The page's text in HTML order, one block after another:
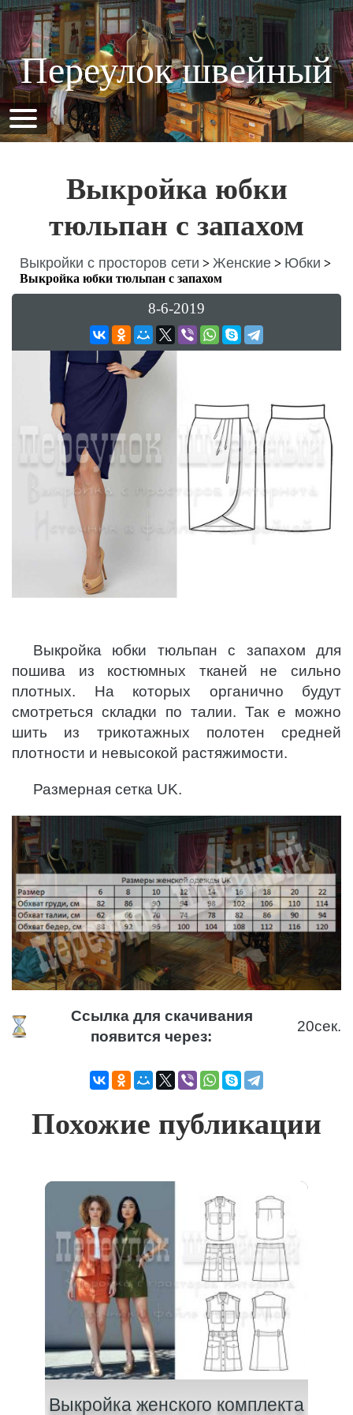
Переулок швейный
Выкройка юбки
тюльпан с запахом
Выкройки с просторов сети > Женские > Юбки >
Выкройка юбки тюльпан с запахом
8-6-2019
Выкройка юбки тюльпан с запахом для
пошива из костюмных тканей не сильно
плотных. На которых органично будут
смотреться складки по талии. Так е можно
шить из трикотажных полотен средней
плотности и невысокой растяжимости.
Размерная сетка UK.
Ссылка для скачивания
появится через:
20сек.
Похожие публикации
Выкройка женского комплекта